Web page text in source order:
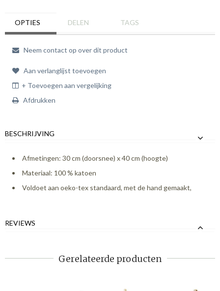
OPTIES DELEN TAGS
Neem contact op over dit product
Aan verlanglijst toevoegen
+ Toevoegen aan vergelijking
Afdrukken
BESCHRIJVING
Afmetingen: 30 cm (doorsnee) x 40 cm (hoogte)
Materiaal: 100 % katoen
Voldoet aan oeko-tex standaard, met de hand gemaakt,
REVIEWS
Gerelateerde producten